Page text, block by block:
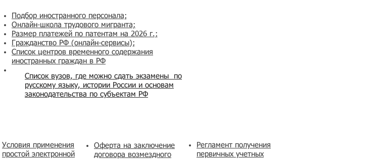
Список вузов, где можно сдать экзамены по
русскому языку, истории России и основам
законодательства по субъектам РФ
Подбор иностранного персонала;
Онлайн-школа трудового мигранта;
Размер платежей по патентам на 2026 г.;
Гражданство РФ (онлайн-сервисы);
Список центров временного содержания
иностранных граждан в РФ
Условия применения
простой электронной
​Оферта на заключение
договора возмездного
Регламент получения
первичных учетных